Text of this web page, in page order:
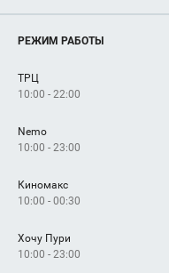
Магазины
Услуги
Рекламодателям
Как добраться
РЕЖИМ РАБОТЫ
ТРЦ
10:00 - 22:00
Nemo
10:00 - 23:00
Киномакс
10:00 - 00:30
Хочу Пури
10:00 - 23:00